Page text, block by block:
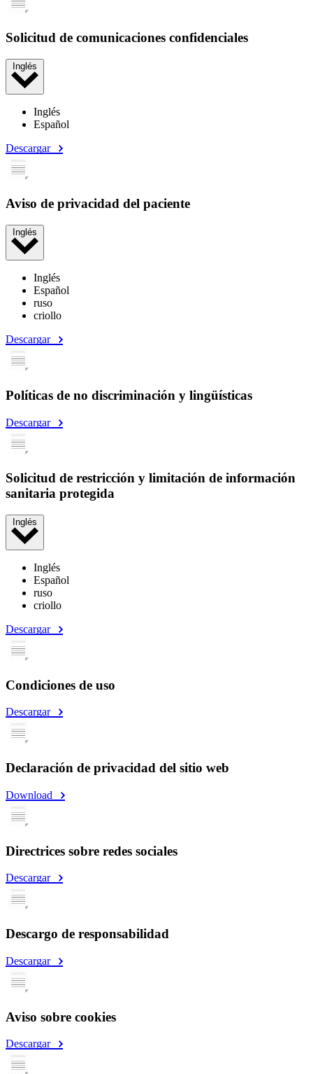
Solicitud de comunicaciones confidenciales
Inglés
Inglés
Español
Descargar
Aviso de privacidad del paciente
Inglés
Inglés
Español
ruso
criollo
Descargar
Políticas de no discriminación y lingüísticas
Descargar
Solicitud de restricción y limitación de información
sanitaria protegida
Inglés
Inglés
Español
ruso
criollo
Descargar
Condiciones de uso
Descargar
Declaración de privacidad del sitio web
Download
Directrices sobre redes sociales
Descargar
Descargo de responsabilidad
Descargar
Aviso sobre cookies
Descargar